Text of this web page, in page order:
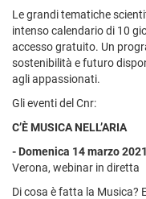
Le grandi tematiche
intenso calendario di 10
accesso gratuito. Un
sostenibilità e futuro
agli appassionati.
Gli eventi del Cnr:
C’È MUSICA NELL’ARIA
- Domenica 14 marzo
Verona, webinar in diretta
Di cosa è fatta la Musica?